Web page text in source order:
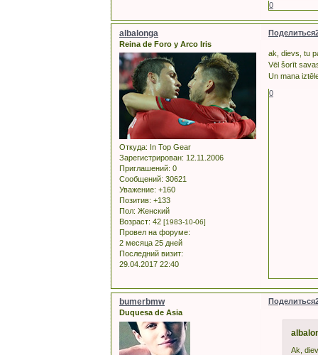
0
Поделиться
albalonga
Reina de Foro y Arco Iris
Откуда: In Top Gear
Зарегистрирован: 12.11.2006
Приглашений: 0
Сообщений: 30621
Уважение: +160
Позитив: +133
Пол: Женский
Возраст: 42 [1983-10-06]
Провел на форуме:
2 месяца 25 дней
Последний визит:
29.04.2017 22:40
ak, dievs, tu
Vēl šorīt
Un mana
0
Поделиться
bumerbmw
Duquesa de Asia
Ak,